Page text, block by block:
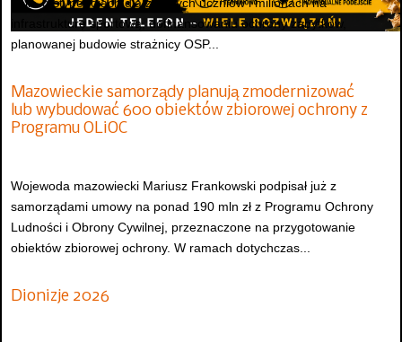
infrastrukturę sportową, dofinansowaniu ochrony zabytków,
planowanej budowie strażnicy OSP...
Mazowieckie samorządy planują zmodernizować
lub wybudować 600 obiektów zbiorowej ochrony z
Programu OLiOC
Wojewoda mazowiecki Mariusz Frankowski podpisał już z
samorządami umowy na ponad 190 mln zł z Programu Ochrony
Ludności i Obrony Cywilnej, przeznaczone na przygotowanie
obiektów zbiorowej ochrony. W ramach dotychczas...
Dionizje 2026